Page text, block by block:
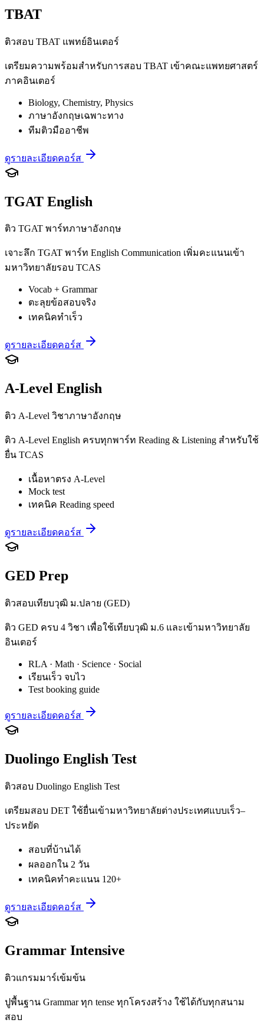
TBAT
ติวสอบ TBAT แพทย์อินเตอร์
เตรียมความพร้อมสำหรับการสอบ TBAT เข้าคณะแพทยศาสตร์
ภาคอินเตอร์
Biology, Chemistry, Physics
ภาษาอังกฤษเฉพาะทาง
ทีมติวมืออาชีพ
ดูรายละเอียดคอร์ส
TGAT English
ติว TGAT พาร์ทภาษาอังกฤษ
เจาะลึก TGAT พาร์ท English Communication เพิ่มคะแนนเข้า
มหาวิทยาลัยรอบ TCAS
Vocab + Grammar
ตะลุยข้อสอบจริง
เทคนิคทำเร็ว
ดูรายละเอียดคอร์ส
A-Level English
ติว A-Level วิชาภาษาอังกฤษ
ติว A-Level English ครบทุกพาร์ท Reading & Listening สำหรับใช้
ยื่น TCAS
เนื้อหาตรง A-Level
Mock test
เทคนิค Reading speed
ดูรายละเอียดคอร์ส
GED Prep
ติวสอบเทียบวุฒิ ม.ปลาย (GED)
ติว GED ครบ 4 วิชา เพื่อใช้เทียบวุฒิ ม.6 และเข้ามหาวิทยาลัย
อินเตอร์
RLA · Math · Science · Social
เรียนเร็ว จบไว
Test booking guide
ดูรายละเอียดคอร์ส
Duolingo English Test
ติวสอบ Duolingo English Test
เตรียมสอบ DET ใช้ยื่นเข้ามหาวิทยาลัยต่างประเทศแบบเร็ว–
ประหยัด
สอบที่บ้านได้
ผลออกใน 2 วัน
เทคนิคทำคะแนน 120+
ดูรายละเอียดคอร์ส
Grammar Intensive
ติวแกรมมาร์เข้มข้น
ปูพื้นฐาน Grammar ทุก tense ทุกโครงสร้าง ใช้ได้กับทุกสนาม
สอบ